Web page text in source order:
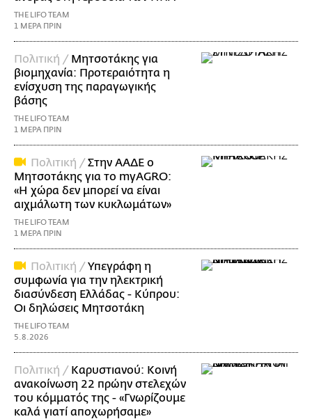
THE LIFO TEAM
1 ΜΕΡΑ ΠΡΙΝ
Πολιτική / Μητσοτάκης για
βιομηχανία: Προτεραιότητα η
ενίσχυση της παραγωγικής
βάσης
THE LIFO TEAM
1 ΜΕΡΑ ΠΡΙΝ
Πολιτική /Στην ΑΑΔΕ ο
Μητσοτάκης για το myAGRO:
«Η χώρα δεν μπορεί να είναι
αιχμάλωτη των κυκλωμάτων»
THE LIFO TEAM
1 ΜΕΡΑ ΠΡΙΝ
Πολιτική /Υπεγράφη η
συμφωνία για την ηλεκτρική
διασύνδεση Ελλάδας - Κύπρου:
Οι δηλώσεις Μητσοτάκη
THE LIFO TEAM
5.8.2026
Πολιτική / Καρυστιανού: Κοινή
ανακοίνωση 22 πρώην στελεχών
του κόμματός της - «Γνωρίζουμε
καλά γιατί αποχωρήσαμε»